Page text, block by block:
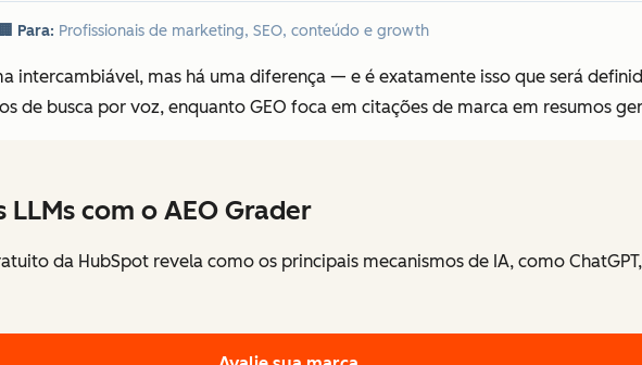
🏢 Para: Profissionais de marketing, SEO, conteúdo e growth
intercambiável, mas há uma diferença — e é exatamente isso que será
de busca por voz, enquanto GEO foca em citações de marca em resumos
com o AEO Grader
da HubSpot revela como os principais mecanismos de IA, como